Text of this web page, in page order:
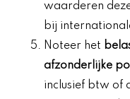
waarderen
bij
Noteer het
afzonderlijke
inclusief btw of